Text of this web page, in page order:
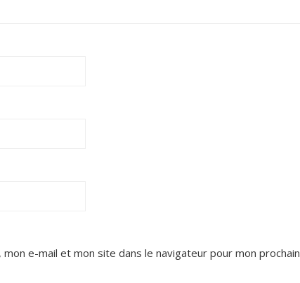
e-mail et mon site dans le navigateur pour mon prochain